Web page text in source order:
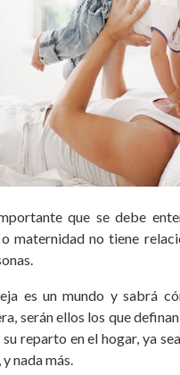
que se debe
maternidad no tiene
es un mundo y sabrá
serán ellos los que
su reparto en el hogar, ya
nada más.